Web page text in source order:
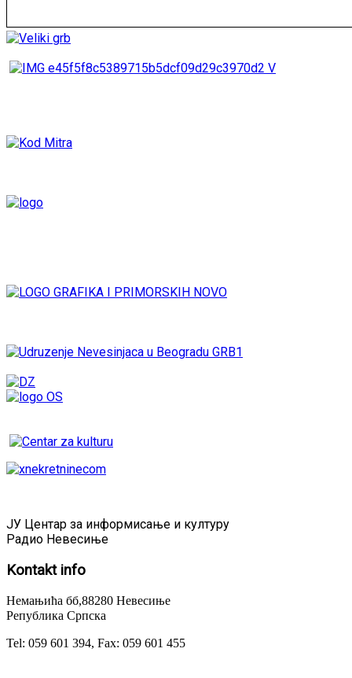
ЈУ Центар за информисање и културу
Радио Невесиње
Kontaktinfo
Немањића бб,88280 Невесиње
Република Српска
Tel: 059 601 394, Fax: 059 601 455